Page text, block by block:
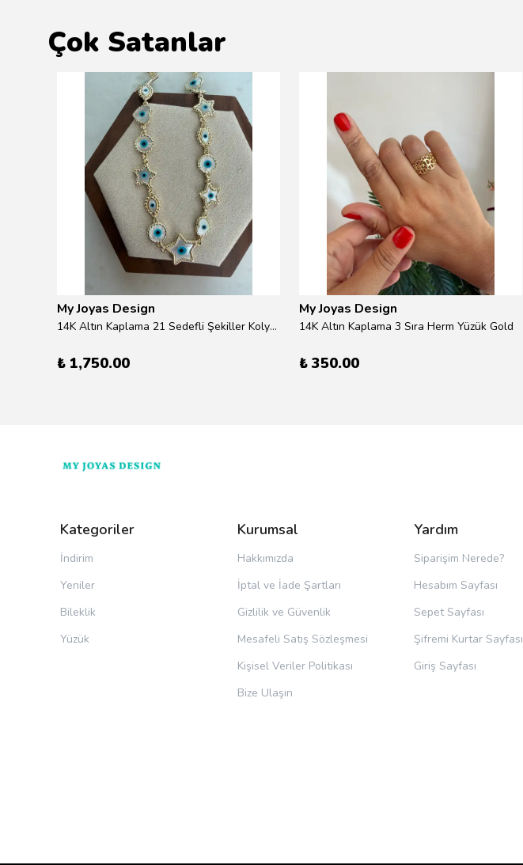
Çok Satanlar
My Joyas Design
14K Altın Kaplama 21 Sedefli Şekiller Kolye 46cm
₺ 1,750.00
My Joyas Design
14K Altın Kaplama 3 Sıra Herm Yüzük Gold
₺ 350.00
Kategoriler
İndirim
Yeniler
Bileklik
Yüzük
Kurumsal
Hakkımızda
İptal ve İade Şartları
Gizlilik ve Güvenlik
Mesafeli Satış Sözleşmesi
Kişisel Veriler Politikası
Bize Ulaşın
Yardım
Siparişim Nerede?
Hesabım Sayfası
Sepet Sayfası
Şifremi Kurtar Sayfası
Giriş Sayfası